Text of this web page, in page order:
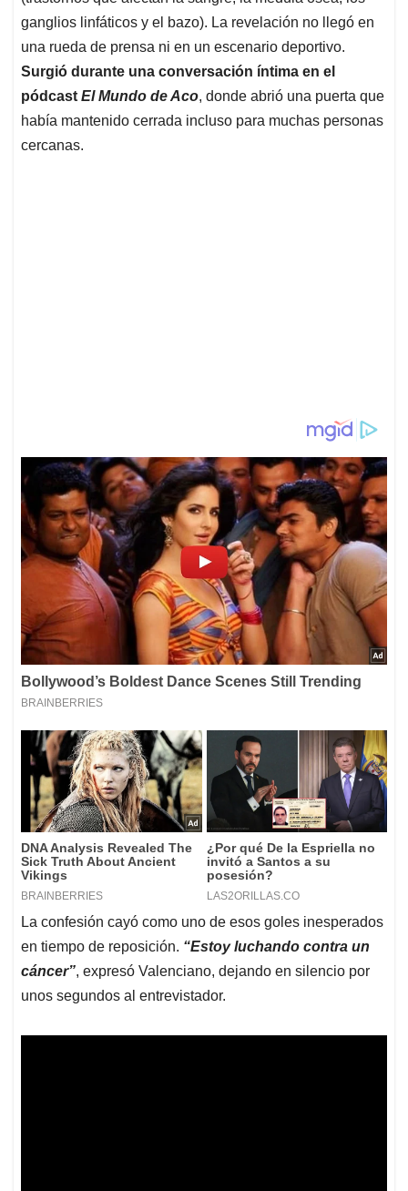
ganglios linfáticos y el bazo). La revelación no llegó en
una rueda de prensa ni en un escenario deportivo.
Surgió durante una conversación íntima en el
pódcast El Mundo de Aco, donde abrió una puerta que
había mantenido cerrada incluso para muchas personas
cercanas.
La confesión cayó como uno de esos goles inesperados
en tiempo de reposición. “Estoy luchando contra un
cáncer”, expresó Valenciano, dejando en silencio por
unos segundos al entrevistador.